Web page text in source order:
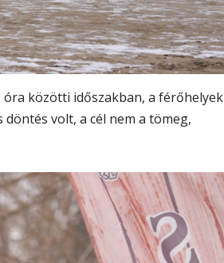
óra közötti időszakban, a férőhelyek
volt, a cél nem a tömeg,